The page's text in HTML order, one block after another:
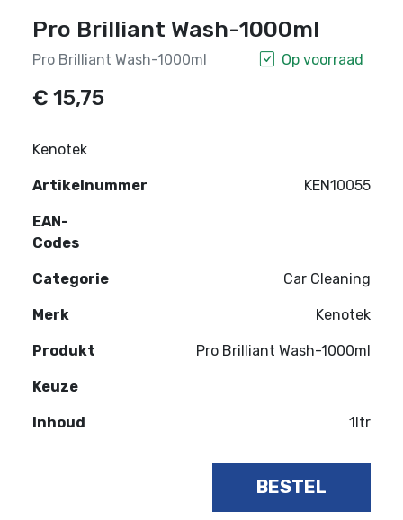
Pro Brilliant Wash-1000ml
Pro Brilliant Wash-1000ml Op voorraad
€ 15,75
Kenotek
Artikelnummer KEN10055
EAN-
Codes
Categorie Car Cleaning
Merk Kenotek
Produkt Pro Brilliant Wash-1000ml
Keuze
Inhoud 1ltr
BESTEL